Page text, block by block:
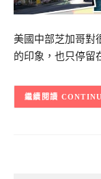
美國中部芝加哥對
的印象，也只停留